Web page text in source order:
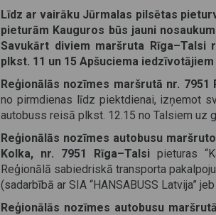
Līdz ar vairāku Jūrmalas pilsētas
pieturām Kauguros būs jauni
Savukārt diviem maršruta
plkst. 11 un 15 Apšuciema
Reģionālās nozīmes maršrutā nr. 7951
no pirmdienas līdz piektdienai, izņemot
autobuss reisā plkst. 12.15 no Talsiem uz
Reģionālās nozīmes autobusu
Kolka, nr. 7951 Rīga–Talsi pieturas
Reģionālā sabiedriskā transporta
(sadarbībā ar SIA “HANSABUSS Latvija” jeb
Reģionālās nozīmes autobusu